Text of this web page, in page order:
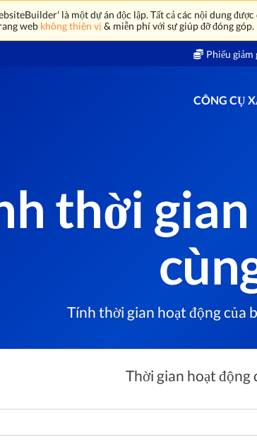
là một dự án độc lập. Tất cả các nội dung
web không thiên vị & miễn phí với sự giúp đỡ đóng
Phiếu giảm
CÔNG CỤ
thời gian
Tính thời gian hoạt động của
Thời gian hoạt động